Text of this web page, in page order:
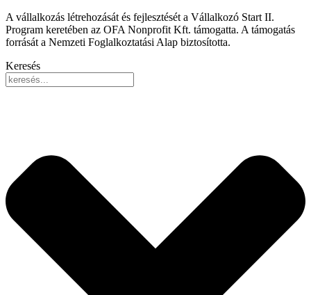
A vállalkozás létrehozását és fejlesztését a Vállalkozó Start II.
Program keretében az OFA Nonprofit Kft. támogatta. A támogatás
forrását a Nemzeti Foglalkoztatási Alap biztosította.
Keresés